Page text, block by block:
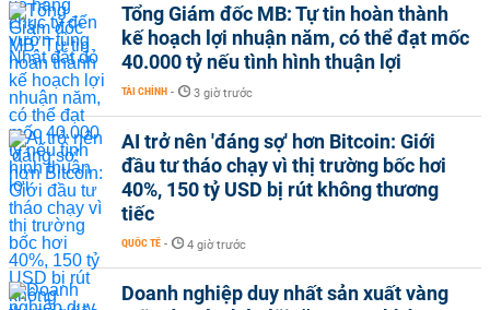
Tổng Giám đốc MB: Tự tin hoàn thành
kế hoạch lợi nhuận năm, có thể đạt mốc
40.000 tỷ nếu tình hình thuận lợi
TÀI CHÍNH - 3 giờ trước
AI trở nên 'đáng sợ' hơn Bitcoin: Giới
đầu tư tháo chạy vì thị trường bốc hơi
40%, 150 tỷ USD bị rút không thương
tiếc
QUỐC TẾ - 4 giờ trước
Doanh nghiệp duy nhất sản xuất vàng